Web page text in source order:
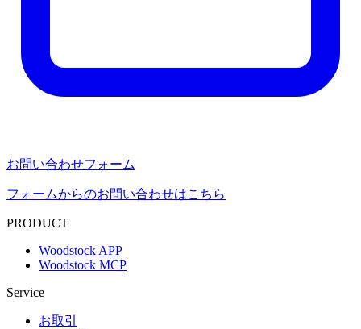
お問い合わせフォーム
フォームからのお問い合わせはこちら
PRODUCT
Woodstock APP
Woodstock MCP
Service
お取引